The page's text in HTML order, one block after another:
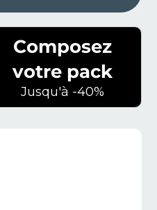
Composez
votre pack
Jusqu'à -40%